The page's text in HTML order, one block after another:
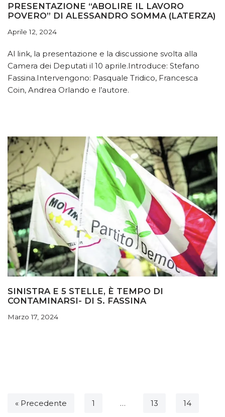
PRESENTAZIONE “ABOLIRE IL LAVORO
POVERO” DI ALESSANDRO SOMMA (LATERZA)
Aprile 12, 2024
Al link, la presentazione e la discussione svolta alla
Camera dei Deputati il 10 aprile.Introduce: Stefano
Fassina.Intervengono: Pasquale Tridico, Francesca
Coin, Andrea Orlando e l’autore.
SINISTRA E 5 STELLE, È TEMPO DI
CONTAMINARSI- DI S. FASSINA
Marzo 17, 2024
« Precedente 1 … 13 14